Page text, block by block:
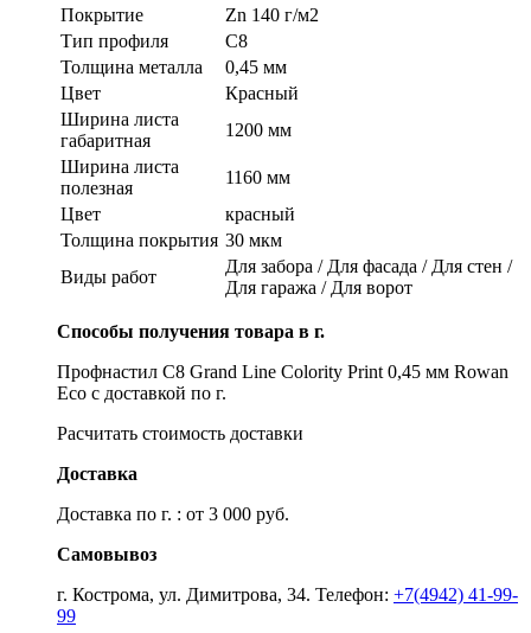
Покрытие
Zn 140 г/м2
Тип профиля
С8
Толщина металла
0,45 мм
Цвет
Красный
Ширина листа
габаритная
1200 мм
Ширина листа
полезная
1160 мм
Цвет
красный
Толщина покрытия 30 мкм
Виды работ
Для забора / Для фасада / Для стен /
Для гаража / Для ворот
Способы получения товара в г.
Профнастил С8 Grand Line Colority Print 0,45 мм Rowan
Eco с доставкой по г.
Расчитать стоимость доставки
Доставка
Доставка по г. : от 3 000 руб.
Самовывоз
г. Кострома, ул. Димитрова, 34. Телефон: +7(4942) 41-99-
99